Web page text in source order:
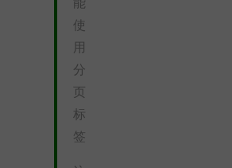
使
用
分
页
标
签